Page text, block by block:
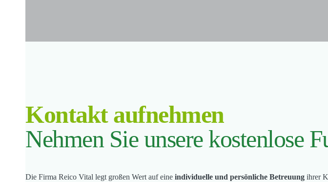
Kontakt aufnehmen
Nehmen Sie unsere kostenlose
Die Firma Reico Vital legt großen Wert auf eine individuelle und persönliche Betreuung ihrer